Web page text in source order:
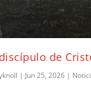
de
| Jun 25, 2026 |